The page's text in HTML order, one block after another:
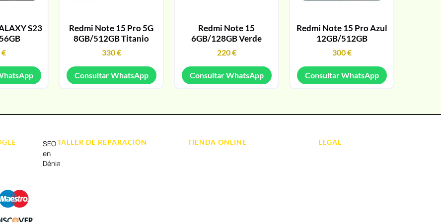
S23
€
Redmi Note 15 Pro 5G
8GB/512GB Titanio
330€
Consultar WhatsApp
Redmi Note 15
6GB/128GB Verde
220€
Consultar WhatsApp
Redmi Note 15 Pro Azul
12GB/512GB
300€
Consultar WhatsApp
SEO
en
Dénia
TALLER DE REPARACIÓN
Reparación de Tablets
TIENDA ONLINE LEGAL